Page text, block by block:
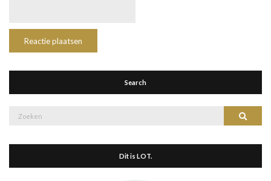
Search
Zoek
Dit is LOT.